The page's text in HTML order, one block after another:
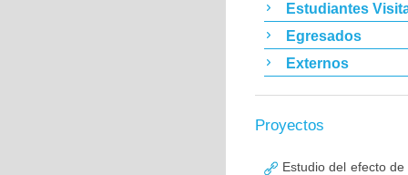
Estudiantes
Egresados
Externos
Proyectos
Estudio del efecto